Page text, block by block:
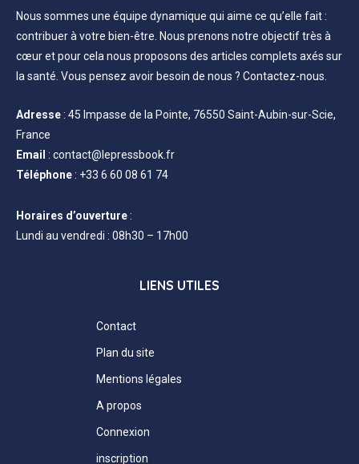
Nous sommes une équipe dynamique qui aime ce qu’elle fait :
contribuer à votre bien-être. Nous prenons notre objectif très à
cœur et pour cela nous proposons des articles complets axés sur
la santé. Vous pensez avoir besoin de nous ? Contactez-nous.
Adresse: 45 Impasse de la Pointe, 76550 Saint-Aubin-sur-Scie,
France
Email : contact@lepressbook.fr
Téléphone: +33 6 60 08 61 74
Horaires d’ouverture:
Lundi au vendredi : 08h30 – 17h00
LIENS UTILES
Contact
Plan du site
Mentions légales
A propos
Connexion
inscription